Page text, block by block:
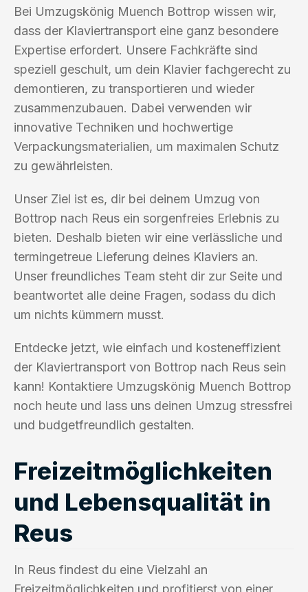
Bei Umzugskönig Muench Bottrop wissen wir,
dass der Klaviertransport eine ganz besondere
Expertise erfordert. Unsere Fachkräfte sind
speziell geschult, um dein Klavier fachgerecht zu
demontieren, zu transportieren und wieder
zusammenzubauen. Dabei verwenden wir
innovative Techniken und hochwertige
Verpackungsmaterialien, um maximalen Schutz
zu gewährleisten.
Unser Ziel ist es, dir bei deinem Umzug von
Bottrop nach Reus ein sorgenfreies Erlebnis zu
bieten. Deshalb bieten wir eine verlässliche und
termingetreue Lieferung deines Klaviers an.
Unser freundliches Team steht dir zur Seite und
beantwortet alle deine Fragen, sodass du dich
um nichts kümmern musst.
Entdecke jetzt, wie einfach und kosteneffizient
der Klaviertransport von Bottrop nach Reus sein
kann! Kontaktiere Umzugskönig Muench Bottrop
noch heute und lass uns deinen Umzug stressfrei
und budgetfreundlich gestalten.
Freizeitmöglichkeiten
und Lebensqualität in
Reus
In Reus findest du eine Vielzahl an
Freizeitmöglichkeiten und profitierst von einer